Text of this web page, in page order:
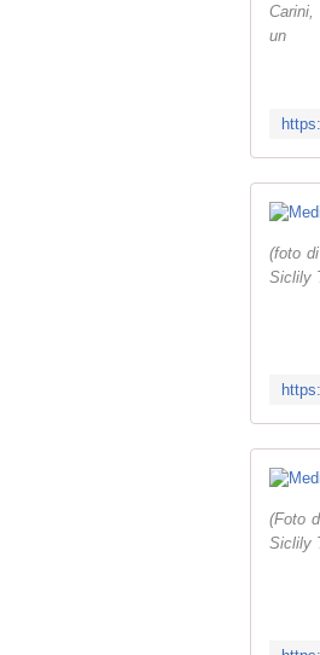
Carini,
un
(foto
Siclily
(Foto
Siclily